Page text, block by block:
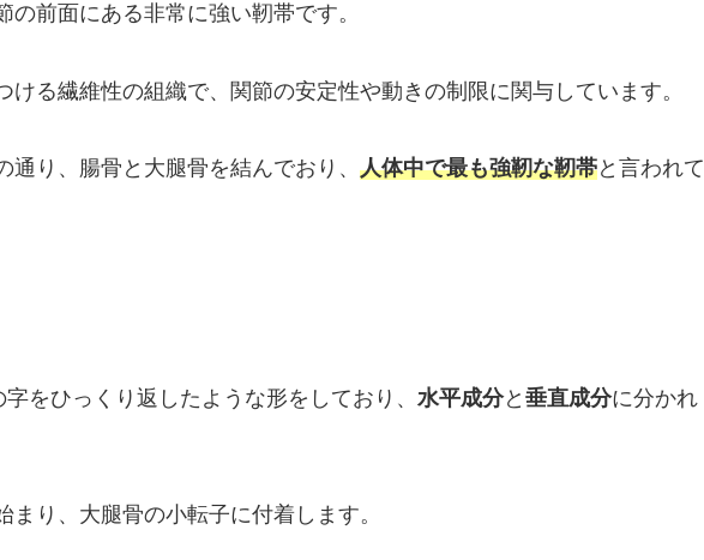
の前面にある非常に強い靭帯です。
ける繊維性の組織で、関節の安定性や動きの制限に関与しています。
通り、腸骨と大腿骨を結んでおり、 人体中で最も強靭な靭帯と言われて
をひっくり返したような形をしており、 水平成分と 垂直成分に分かれ
り、大腿骨の小転子に付着します。